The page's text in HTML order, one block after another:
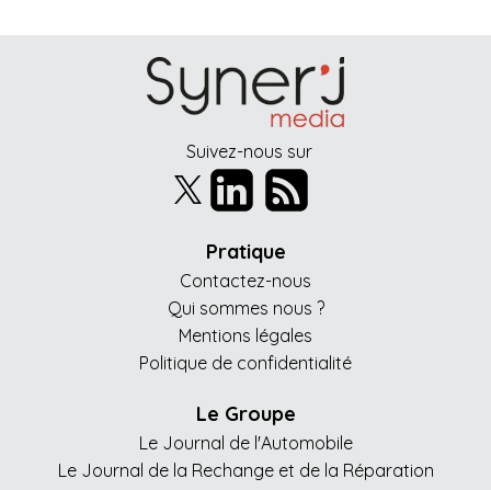
Suivez-nous sur
Pratique
Contactez-nous
Qui sommes nous ?
Mentions légales
Politique de confidentialité
Le Groupe
Le Journal de l'Automobile
Le Journal de la Rechange et de la Réparation